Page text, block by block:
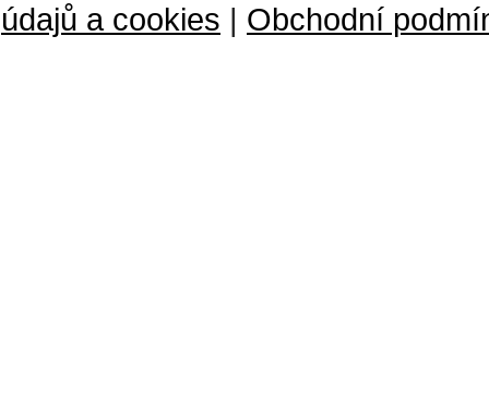
údajů a cookies | Obchodní